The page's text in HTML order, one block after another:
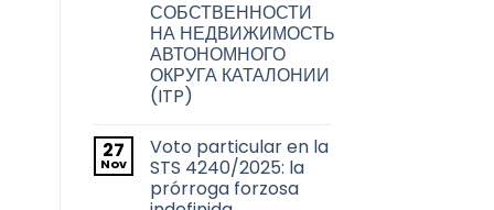
Barcelona
FOR
THE
2026
TAX
YEAR:
EVALUATION
OF
FACTS
PREVAILING
ROLE
OF
SUBSTANCE
СОБСТВЕННОСТИ
НА НЕДВИЖИМОСТЬ
АВТОНОМНОГО
ОКРУГА КАТАЛОНИИ
(ITP)
comentarios
en
НАЛОГООБЛОЖЕНИЕ
ПРИ
ПЕРЕХОДЕ
27
Nov
Voto particular en la
STS 4240/2025: la
prórroga forzosa